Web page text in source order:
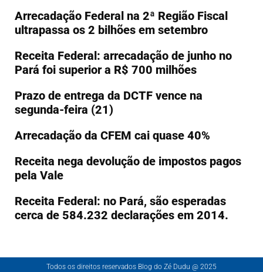
Arrecadação Federal na 2ª Região Fiscal
ultrapassa os 2 bilhões em setembro
Receita Federal: arrecadação de junho no
Pará foi superior a R$ 700 milhões
Prazo de entrega da DCTF vence na
segunda-feira (21)
Arrecadação da CFEM cai quase 40%
Receita nega devolução de impostos pagos
pela Vale
Receita Federal: no Pará, são esperadas
cerca de 584.232 declarações em 2014.
Todos os direitos reservados Blog do Zé Dudu @ 2025